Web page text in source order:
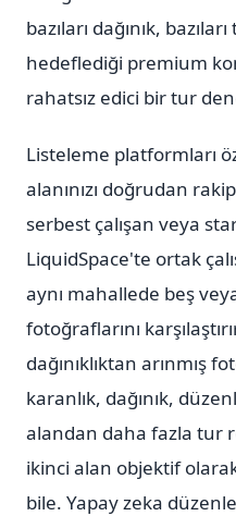
bazıları dağınık,
hedeflediği premium
rahatsız edici bir tur
Listeleme platformları
alanınızı doğrudan
serbest çalışan veya
LiquidSpace'te ortak
aynı mahallede beş
fotoğraflarını
dağınıklıktan arınmış
karanlık, dağınık,
alandan daha fazla tur
ikinci alan objektif
bile. Yapay zeka